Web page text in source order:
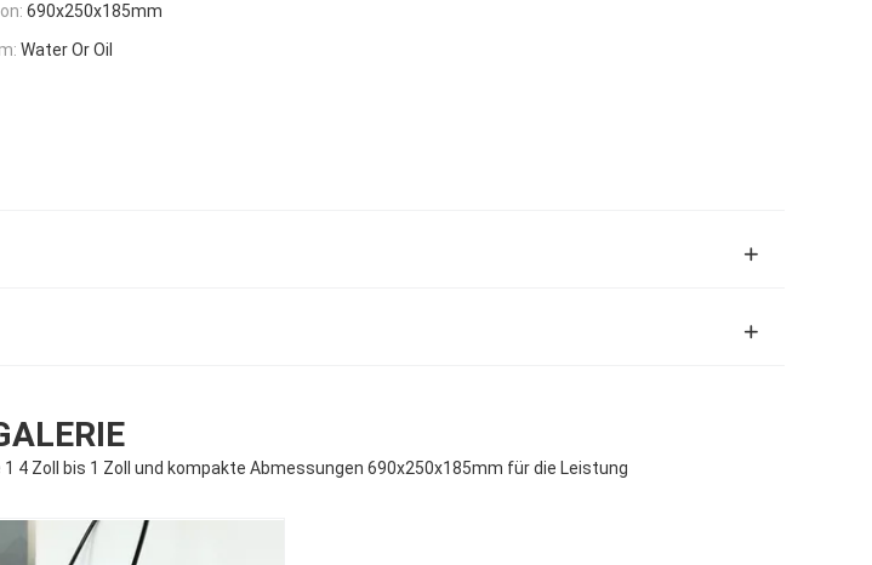
690x250x185mm
Water Or Oil
4 Zoll bis 1 Zoll und kompakte Abmessungen 690x250x185mm für die Leistung